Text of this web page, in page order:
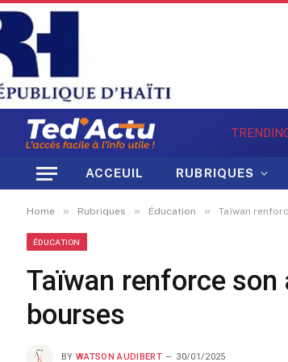
ACCEUIL RUBRIQUES
Home » Rubriques » Éducation » Taïwan
ÉDUCATION
Taïwan renforce son
bourses
BY WATSON AUDIBERT 30/01/2025